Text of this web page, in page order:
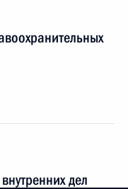
дел